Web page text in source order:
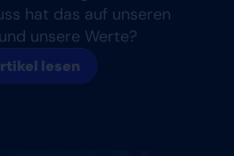
hat das auf unseren
unsere Werte?
lesen